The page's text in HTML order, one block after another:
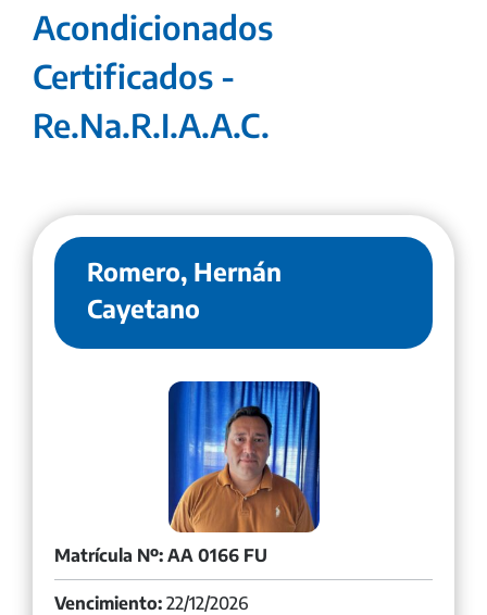
Acondicionados
Certificados -
Re.Na.R.I.A.A.C.
Romero, Hernán
Cayetano
Matrícula Nº: AA 0166 FU
Vencimiento: 22/12/2026